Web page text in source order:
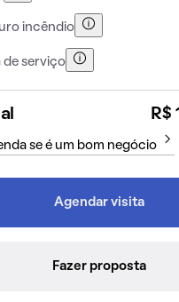
incêndio
de serviço
R$
se é um bom negócio
Agendar visita
Fazer proposta